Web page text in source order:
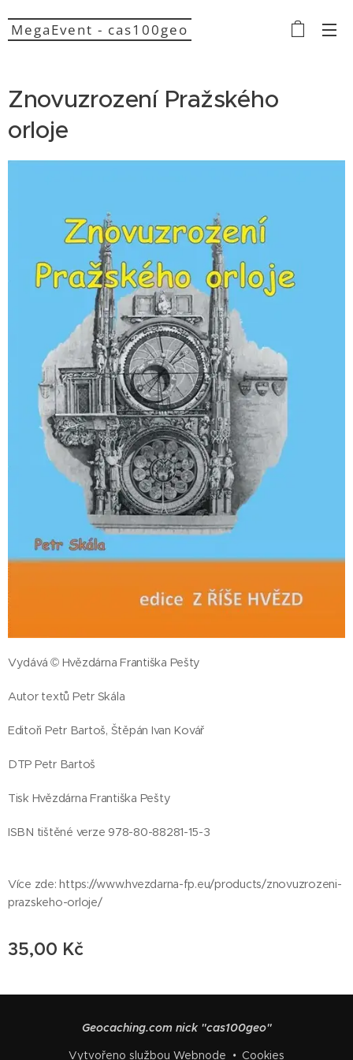
MegaEvent - cas100geo
Znovuzrození Pražského
orloje
Vydává © Hvězdárna Františka Pešty
Autor textů Petr Skála
Editoři Petr Bartoš, Štěpán Ivan Kovář
DTP Petr Bartoš
Tisk Hvězdárna Františka Pešty
ISBN tištěné verze 978-80-88281-15-3
Více zde: https://www.hvezdarna-fp.eu/products/znovuzrozeni-
prazskeho-orloje/
35,00 Kč
Geocaching.com nick "cas100geo"
Vytvořeno službou Webnode Cookies